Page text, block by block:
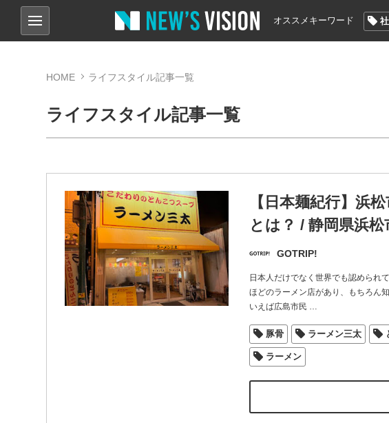
オススメキーワード
HOME ライフスタイル記事一覧
ライフスタイル記事一覧
【日本麺紀行】浜
とは？ / 静岡県浜松
GOTRIP!
日本人だけでなく世界でも認められ
ほどのラーメン店があり、もちろん
いえば広島市民 …
豚骨 ラーメン三太
ラーメン